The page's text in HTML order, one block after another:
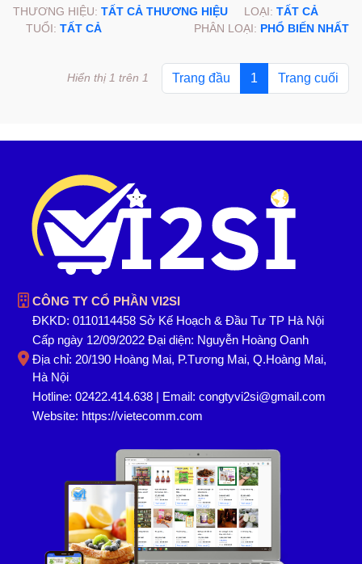
THƯƠNG HIỆU: TẤT CẢ THƯƠNG HIỆU LOẠI: TẤT CẢ
TUỔI: TẤT CẢ PHÂN LOẠI: PHỔ BIẾN NHẤT
Trang đầu 1 Trang cuối
Hiển thị 1 trên 1
CÔNG TY CỔ PHẦN VI2SI
ĐKKD: 0110114458 Sở Kế Hoạch & Đầu Tư TP Hà Nội
Cấp ngày 12/09/2022 Đại diện: Nguyễn Hoàng Oanh
Địa chỉ: 20/190 Hoàng Mai, P.Tương Mai, Q.Hoàng Mai,
Hà Nội
Hotline: 02422.414.638 | Email: congtyvi2si@gmail.com
Website: https://vietecomm.com